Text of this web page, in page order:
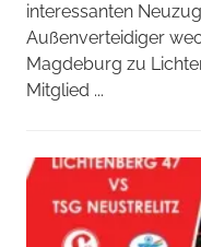
interessanten
Außenverteidiger
Magdeburg zu
Mitglied ...